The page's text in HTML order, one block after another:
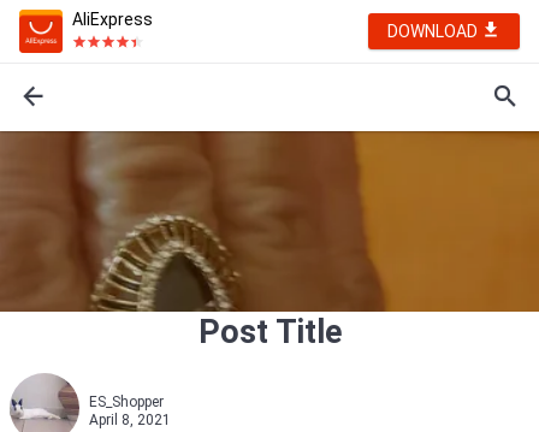
AliExpress
DOWNLOAD
Post Title
ES_Shopper
April 8, 2021